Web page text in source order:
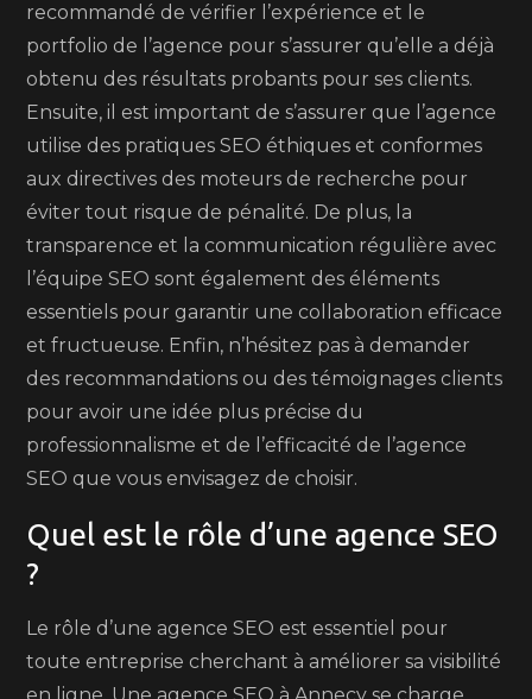
recommandé de vérifier l’expérience et le
portfolio de l’agence pour s’assurer qu’elle a déjà
obtenu des résultats probants pour ses clients.
Ensuite, il est important de s’assurer que l’agence
utilise des pratiques SEO éthiques et conformes
aux directives des moteurs de recherche pour
éviter tout risque de pénalité. De plus, la
transparence et la communication régulière avec
l’équipe SEO sont également des éléments
essentiels pour garantir une collaboration efficace
et fructueuse. Enfin, n’hésitez pas à demander
des recommandations ou des témoignages clients
pour avoir une idée plus précise du
professionnalisme et de l’efficacité de l’agence
SEO que vous envisagez de choisir.
Quel est le rôle d’une agence SEO
?
Le rôle d’une agence SEO est essentiel pour
toute entreprise cherchant à améliorer sa visibilité